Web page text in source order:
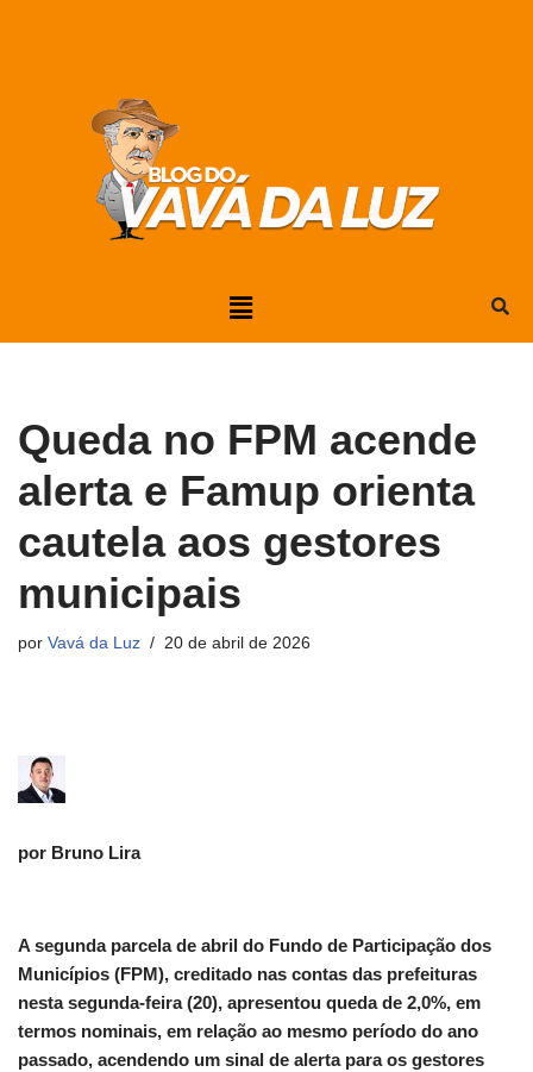
Queda no FPM acende
alerta e Famup orienta
cautela aos gestores
municipais
por Vavá da Luz 20 de abril de 2026
por Bruno Lira
A segunda parcela de abril do Fundo de Participação dos
Municípios (FPM), creditado nas contas das prefeituras
nesta segunda-feira (20), apresentou queda de 2,0%, em
termos nominais, em relação ao mesmo período do ano
passado, acendendo um sinal de alerta para os gestores